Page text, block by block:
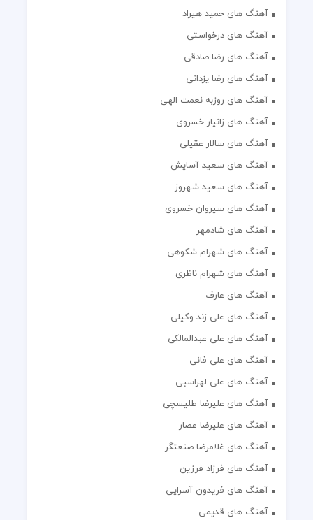
آهنگ های حمید هیراد
آهنگ های درخواستی
آهنگ های رضا صادقی
آهنگ های رضا یزدانی
آهنگ های روزبه نعمت الهی
آهنگ های زانیار خسروی
آهنگ های سالار عقیلی
آهنگ های سعید آسایش
آهنگ های سعید شهروز
آهنگ های سیروان خسروی
آهنگ های شادمهر
آهنگ های شهرام شکوهی
آهنگ های شهرام ناظری
آهنگ های عارف
آهنگ های علی زند وکیلی
آهنگ های علی عبدالمالکی
آهنگ های علی فانی
آهنگ های علی لهراسبی
آهنگ های علیرضا طلیسچی
آهنگ های علیرضا عصار
آهنگ های غلامرضا صنعتگر
آهنگ های فرزاد فرزین
آهنگ های فریدون آسرایی
آهنگ های قدیمی